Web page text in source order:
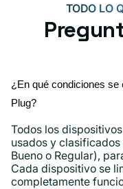
TODO LO
¿En qué condiciones
Plug?
Todos los
usados ​​y
Bueno o Regular),
Cada dispositivo se
completamente